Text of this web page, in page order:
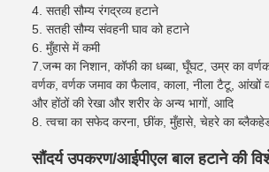
4. सतही सौम्य रंगद्रव्य हटाने
5. सतही सौम्य संवहनी घाव को हटाने
6. मुँहासे में कमी
7. जन्म का निशान, कॉफी का धब्बा, घूँघट, उम्र का
वर्णक, वर्णक जमाव का फैलाव, काला, नीला टैटू, आंखों
और होंठों की रेखा और शरीर के अन्य भागों, आदि
8. त्वचा का सफेद करना, छींक, मुँहासे, चेहरे का
सौंदर्य उपकरण/आईपीएल बाल हटाने की